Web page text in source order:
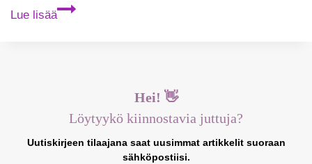
Lue lisää
Huomioi
suunnittelussa.Hei! 👋
Löytyykö kiinnostavia juttuja?
Uutiskirjeen tilaajana saat uusimmat artikkelit suoraan
sähköpostiisi.